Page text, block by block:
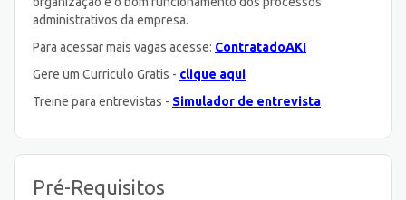
administrativos da empresa.
Para acessar mais vagas acesse: ContratadoAKI
Gere um Curriculo Gratis - clique aqui
Treine para entrevistas - Simulador de entrevista
Pré-Requisitos